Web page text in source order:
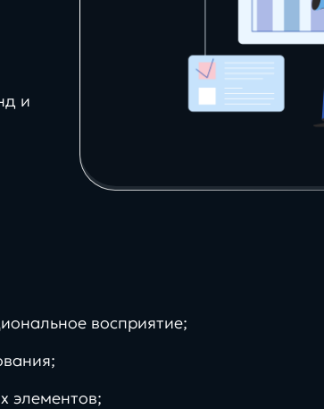
и
восприятие;
элементов;